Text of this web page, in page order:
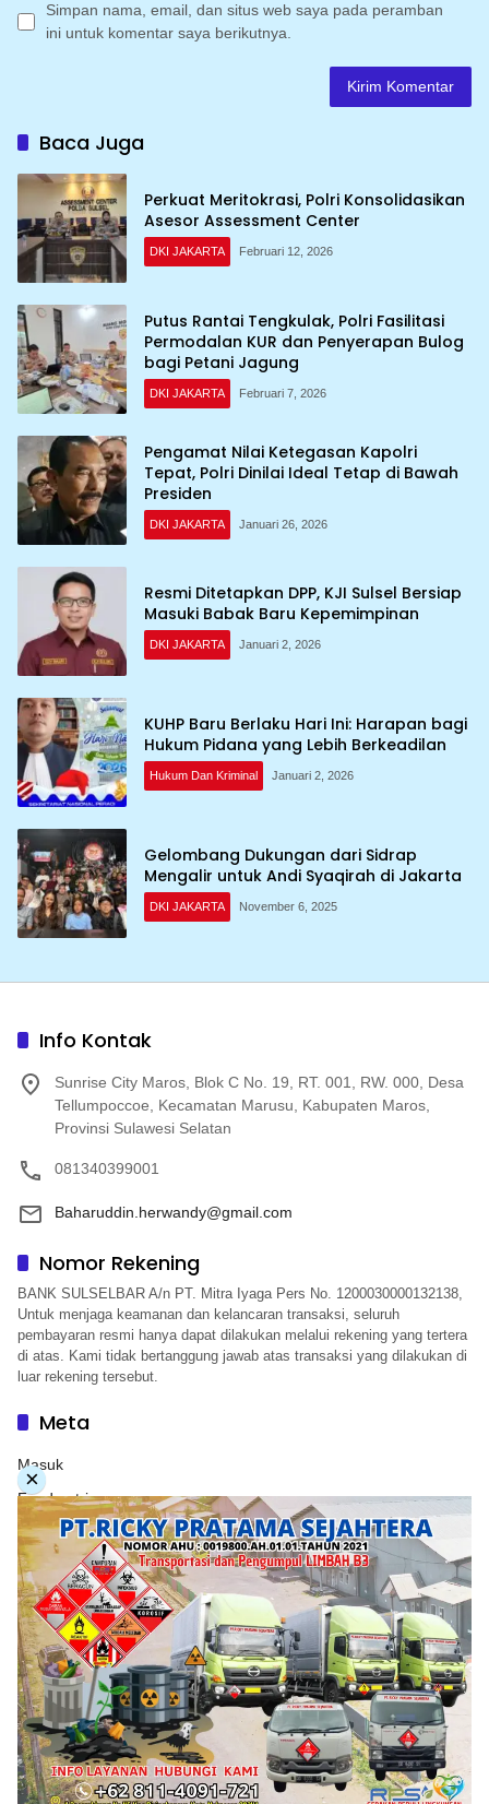
Simpan nama, email, dan situs web saya pada peramban
ini untuk komentar saya berikutnya.
Baca Juga
Perkuat Meritokrasi, Polri Konsolidasikan
Asesor Assessment Center
DKI JAKARTA Februari 12, 2026
Putus Rantai Tengkulak, Polri Fasilitasi
Permodalan KUR dan Penyerapan Bulog
bagi Petani Jagung
DKI JAKARTA Februari 7, 2026
Pengamat Nilai Ketegasan Kapolri
Tepat, Polri Dinilai Ideal Tetap di Bawah
Presiden
DKI JAKARTA Januari 26, 2026
Resmi Ditetapkan DPP, KJI Sulsel Bersiap
Masuki Babak Baru Kepemimpinan
DKI JAKARTA Januari 2, 2026
KUHP Baru Berlaku Hari Ini: Harapan bagi
Hukum Pidana yang Lebih Berkeadilan
Hukum Dan Kriminal Januari 2, 2026
Gelombang Dukungan dari Sidrap
Mengalir untuk Andi Syaqirah di Jakarta
DKI JAKARTA November 6, 2025
Info Kontak
Sunrise City Maros, Blok C No. 19, RT. 001, RW. 000, Desa
Tellumpoccoe, Kecamatan Marusu, Kabupaten Maros,
Provinsi Sulawesi Selatan
081340399001
Baharuddin.herwandy@gmail.com
Nomor Rekening
BANK SULSELBAR A/n PT. Mitra Iyaga Pers No. 1200030000132138,
Untuk menjaga keamanan dan kelancaran transaksi, seluruh
pembayaran resmi hanya dapat dilakukan melalui rekening yang tertera
di atas. Kami tidak bertanggung jawab atas transaksi yang dilakukan di
luar rekening tersebut.
Meta
Masuk
Feed entri
Feed komentar
WordPress.org
Copyright © 2026. PT. Herwandy Baharuddin Grup. All
rights reserve
×